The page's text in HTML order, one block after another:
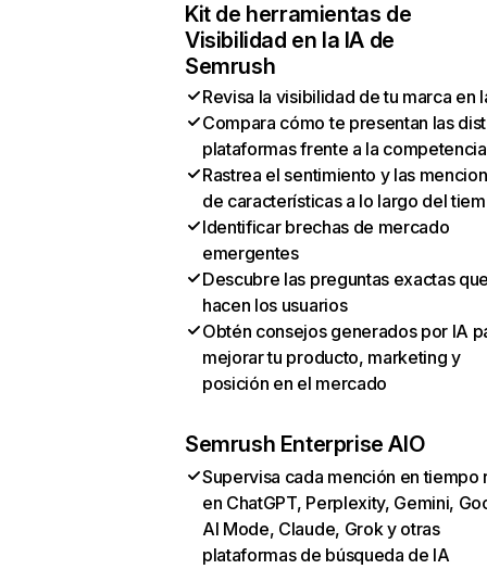
Kit de herramientas de
Visibilidad en la IA de
Semrush
Revisa la visibilidad de tu marca en
Compara cómo te presentan las
plataformas frente a la competencia
Rastrea el sentimiento y las
de características a lo largo del
Identificar brechas de mercado
emergentes
Descubre las preguntas exactas
hacen los usuarios
Obtén consejos generados por IA
mejorar tu producto, marketing y
posición en el mercado
Semrush Enterprise AIO
Supervisa cada mención en tiempo
en ChatGPT, Perplexity, Gemini,
AI Mode, Claude, Grok y otras
plataformas de búsqueda de IA